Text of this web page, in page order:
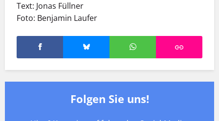
Text: Jonas Füllner
Foto: Benjamin Laufer
Folgen Sie uns!